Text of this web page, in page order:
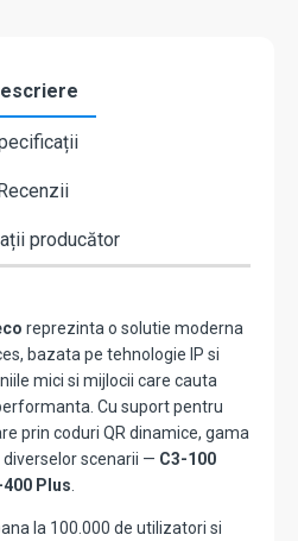
Recenzii
producător
reprezinta o solutie moderna
bazata pe tehnologie IP si
mici si mijlocii care cauta
Cu suport pentru
prin coduri QR dinamice, gama
scenarii — C3-100
Plus.
la 100.000 de utilizatori si